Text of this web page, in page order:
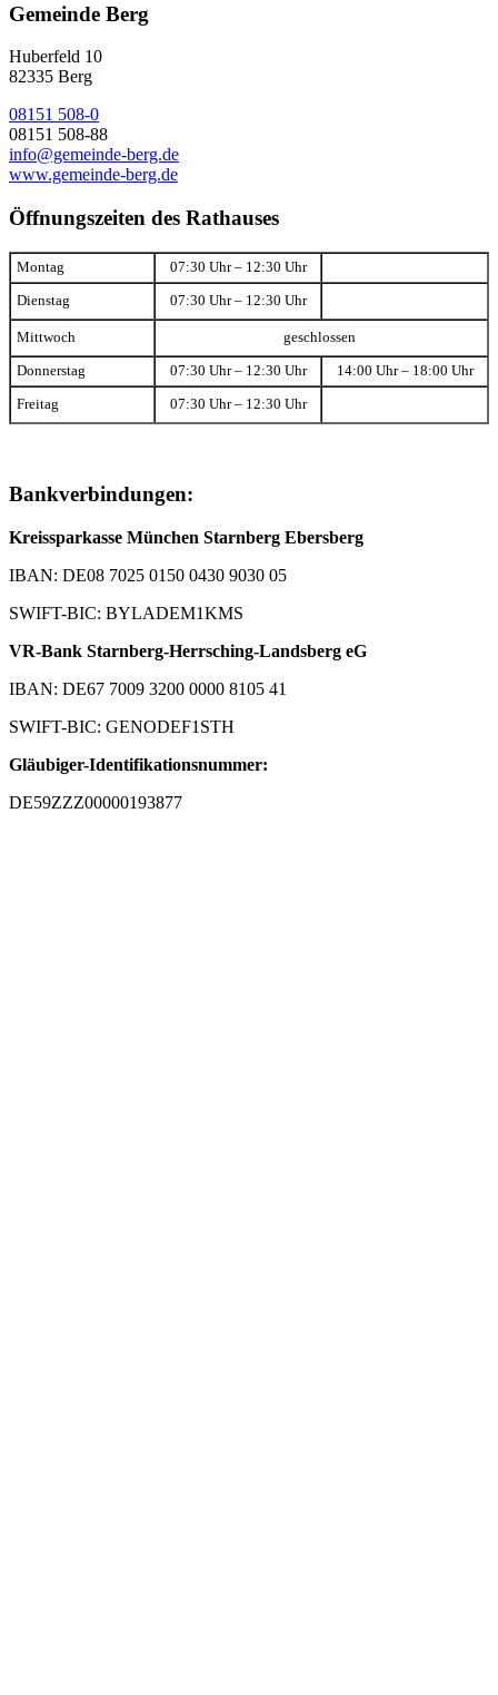
Gemeinde Berg
Huberfeld 10
82335 Berg
08151 508-0
08151 508-88
info@gemeinde-berg.de
www.gemeinde-berg.de
Öffnungszeiten des Rathauses
Montag 07:30 Uhr – 12:30 Uhr
Dienstag 07:30 Uhr – 12:30 Uhr
Mittwoch geschlossen
Donnerstag 07:30 Uhr – 12:30 Uhr 14:00 Uhr – 18:00 Uhr
Freitag 07:30 Uhr – 12:30 Uhr
Bankverbindungen:
Kreissparkasse München Starnberg Ebersberg
IBAN: DE08 7025 0150 0430 9030 05
SWIFT-BIC: BYLADEM1KMS
VR-Bank Starnberg-Herrsching-Landsberg eG
IBAN: DE67 7009 3200 0000 8105 41
SWIFT-BIC: GENODEF1STH
Gläubiger-Identifikationsnummer:
DE59ZZZ00000193877